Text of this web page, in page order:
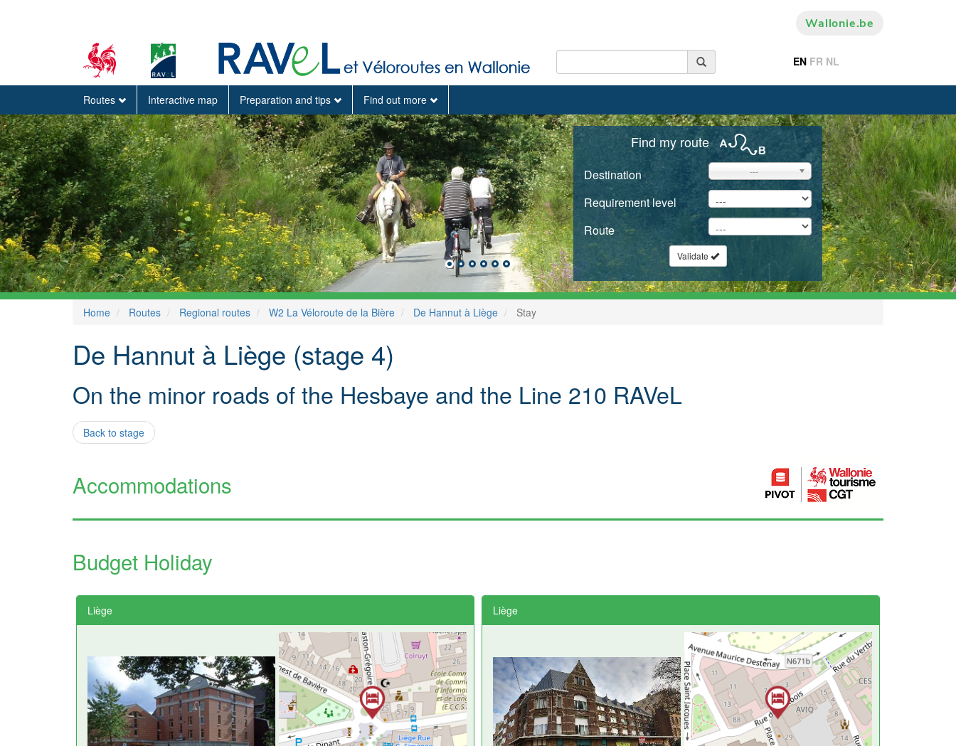
Wallonie.be
EN FR NL
Routes Interactive map Preparation and tips Find out more
Find my route
Destination ---
Requirement level
Route
Validate
Home Routes Regional routes W2 La Véloroute de la Bière De Hannut à Liège Stay
De Hannut à Liège (stage 4)
On the minor roads of the Hesbaye and the Line 210 RAVeL
Back to stage
Accommodations
Budget Holiday
Liège Liège